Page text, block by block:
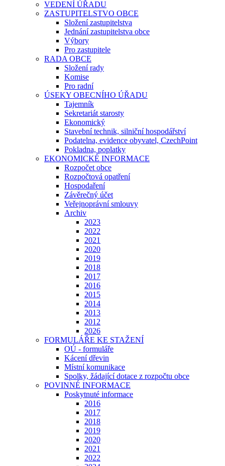
VEDENÍ ÚŘADU
ZASTUPITELSTVO OBCE
Složení zastupitelstva
Jednání zastupitelstva obce
Výbory
Pro zastupitele
RADA OBCE
Složení rady
Komise
Pro radní
ÚSEKY OBECNÍHO ÚŘADU
Tajemník
Sekretariát starosty
Ekonomický
Stavební technik, silniční hospodářství
Podatelna, evidence obyvatel, CzechPoint
Pokladna, poplatky
EKONOMICKÉ INFORMACE
Rozpočet obce
Rozpočtová opatření
Hospodaření
Závěrečný účet
Veřejnoprávní smlouvy
Archiv
2023
2022
2021
2020
2019
2018
2017
2016
2015
2014
2013
2012
2026
FORMULÁŘE KE STAŽENÍ
OÚ - formuláře
Kácení dřevin
Místní komunikace
Spolky, žádající dotace z rozpočtu obce
POVINNÉ INFORMACE
Poskytnuté informace
2016
2017
2018
2019
2020
2021
2022